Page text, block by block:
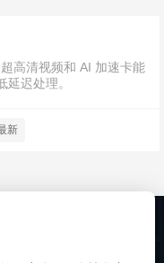
高清视频和 AI 加速卡能
迟处理。
新